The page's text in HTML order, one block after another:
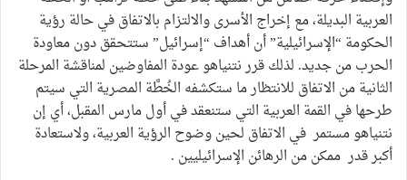
العربية البديلة، مع إخراج الأسرى والالتزام بالاتفاق في حالة رؤية
الحكومة “الإسرائيلية” أن أهداف “إسرائيل” ستتحقق دون معاودة
الحرب من جديد. لذلك قرر نتنياهو عودة المفاوضين لمناقشة المرحلة
الثانية من الاتفاق للانتظار ما ستكشفه الخُطَّة المصرية التي سيتم
طرحها في القمة العربية التي ستنعقد في أول مارس المقبل، أي إن
نتنياهو مستمر في الاتفاق لحين وضوح الرؤية العربية، ولاستعادة
أكبر قدر ممكن من الرهائن الإسرائيليين .